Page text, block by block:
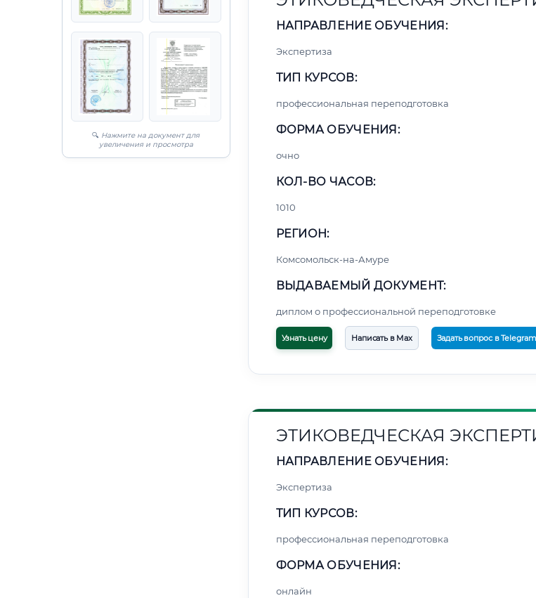
🔍 Нажмите на документ для
увеличения и просмотра
НАПРАВЛЕНИЕ ОБУЧЕНИЯ:
Экспертиза
ТИП КУРСОВ:
профессиональная переподготовка
ФОРМА ОБУЧЕНИЯ:
очно
КОЛ-ВО ЧАСОВ:
1010
РЕГИОН:
Комсомольск-на-Амуре
ВЫДАВАЕМЫЙ ДОКУМЕНТ:
диплом о профессиональной переподготовке
Узнать цену Написать в Max Задать вопрос в Telegram
ЭТИКОВЕДЧЕСКАЯ
НАПРАВЛЕНИЕ ОБУЧЕНИЯ:
Экспертиза
ТИП КУРСОВ:
профессиональная переподготовка
ФОРМА ОБУЧЕНИЯ:
онлайн